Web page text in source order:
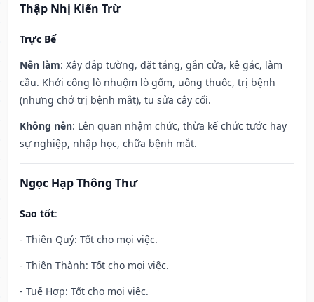
Thập Nhị Kiến Trừ
Trực Bế
Nên làm: Xây đắp tường, đặt táng, gắn cửa, kê gác, làm
cầu. Khởi công lò nhuộm lò gốm, uống thuốc, trị bệnh
(nhưng chớ trị bệnh mắt), tu sửa cây cối.
Không nên: Lên quan nhậm chức, thừa kế chức tước hay
sự nghiệp, nhập học, chữa bệnh mắt.
Ngọc Hạp Thông Thư
Sao tốt:
- Thiên Quý: Tốt cho mọi việc.
- Thiên Thành: Tốt cho mọi việc.
- Tuế Hợp: Tốt cho mọi việc.